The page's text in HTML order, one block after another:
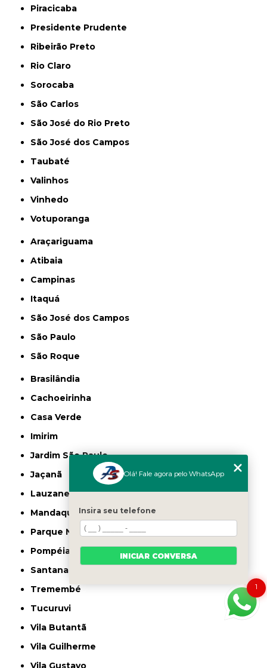
Piracicaba
Presidente Prudente
Ribeirão Preto
Rio Claro
Sorocaba
São Carlos
São José do Rio Preto
São José dos Campos
Taubaté
Valinhos
Vinhedo
Votuporanga
Araçariguama
Atibaia
Campinas
Itaquá
São José dos Campos
São Paulo
São Roque
Brasilândia
Cachoeirinha
Casa Verde
Imirim
Jardim São Paulo
Jaçanã
Lauzane Paulista
Mandaqui
Parque Novo Mundo
Pompéia
Santana
Tremembé
Tucuruvi
Vila Butantã
Vila Guilherme
Vila Gustavo
1
Olá! Fale agora pelo WhatsApp
Insira seu telefone
INICIAR CONVERSA